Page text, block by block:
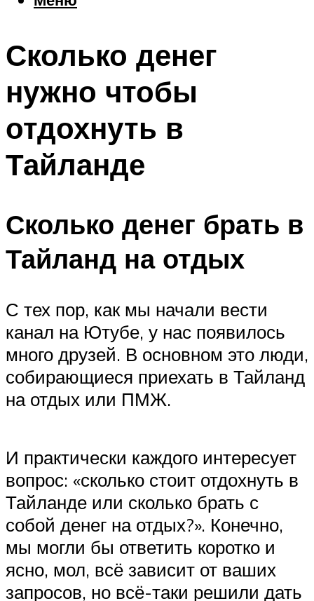
Шоппинг
Меню
Сколько денег
нужно чтобы
отдохнуть в
Тайланде
Сколько денег брать в
Тайланд на отдых
С тех пор, как мы начали вести
канал на Ютубе, у нас появилось
много друзей. В основном это люди,
собирающиеся приехать в Тайланд
на отдых или ПМЖ.
И практически каждого интересует
вопрос: «сколько стоит отдохнуть в
Тайланде или сколько брать с
собой денег на отдых?». Конечно,
мы могли бы ответить коротко и
ясно, мол, всё зависит от ваших
запросов, но всё-таки решили дать